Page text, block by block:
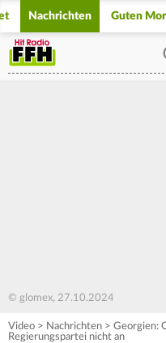
Nachrichten Guten
© glomex, 27.10.2024
Video > Nachrichten > Georgien:
Regierungspartei nicht an